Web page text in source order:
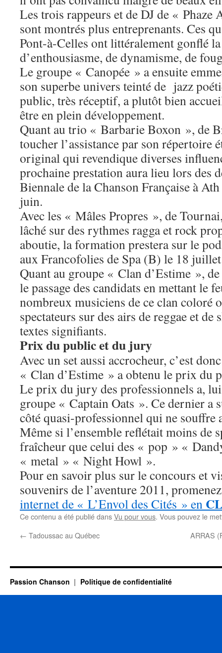
Les trois rappeurs et de DJ de «
sont montrés plus entreprenants. Ces
Pont-à-Celles ont littéralement gonflé
d’enthousiasme, de dynamisme, de
Le groupe « Canopée » a ensuite
son superbe univers teinté de jazz
public, très réceptif, a plutôt bien
être en plein développement.
Quant au trio « Barbarie Boxon », de
toucher l’assistance par son répertoire
original qui revendique diverses
prochaine prestation aura lieu lors des
Biennale de la Chanson Française à
juin.
Avec les « Mâles Propres », de
lâché sur des rythmes ragga et rock
aboutie, la formation prestera sur le
aux Francofolies de Spa (B) le 18
Quant au groupe « Clan d’Estime »,
le passage des candidats en mettant le
nombreux musiciens de ce clan coloré
spectateurs sur des airs de reggae et de
textes signifiants.
Prix du public et du jury
Avec un set aussi accrocheur, c’est
« Clan d’Estime » a obtenu le prix du
Le prix du jury des professionnels a,
groupe « Captain Oats ». Ce dernier a
côté quasi-professionnel qui ne souffre
Même si l’ensemble reflétait moins de
fraîcheur que celui des « pop » «
« metal » « Night Howl ».
Pour en savoir plus sur le concours et
souvenirs de l’aventure 2011,
internet de « L’Envol des Cités » en
Ce contenu a été publié dansVu pour vous. Vous pouvez le
← Tadoussac au Québec ARRAS
Passion Chanson Politique de confidentialité